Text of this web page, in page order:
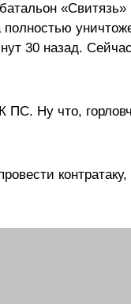
30 назад.
Ну что,